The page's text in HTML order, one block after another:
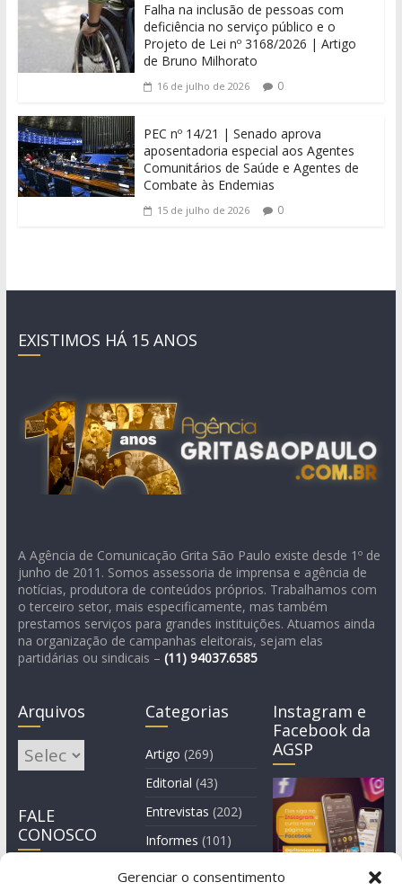
Gerenciar o consentimento
Falha na inclusão de pessoas com
deficiência no serviço público e o
Projeto de Lei nº 3168/2026 | Artigo
de Bruno Milhorato
16 de julho de 2026 0
PEC nº 14/21 | Senado aprova
aposentadoria especial aos Agentes
Comunitários de Saúde e Agentes de
Combate às Endemias
15 de julho de 2026 0
EXISTIMOS HÁ 15 ANOS
A Agência de Comunicação Grita São Paulo existe desde 1º de
junho de 2011. Somos assessoria de imprensa e agência de
notícias, produtora de conteúdos próprios. Trabalhamos com
o terceiro setor, mais especificamente, mas também
prestamos serviços para grandes instituições. Atuamos ainda
na organização de campanhas eleitorais, sejam elas
partidárias ou sindicais – (11) 94037.6585
Arquivos
Arquivos
FALE
CONOSCO
Categorias
Artigo (269)
Editorial (43)
Entrevistas (202)
Informes (101)
Instagram e
Facebook da
AGSP